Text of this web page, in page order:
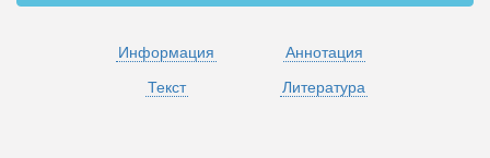
Информация
Аннотация
Текст
Литература